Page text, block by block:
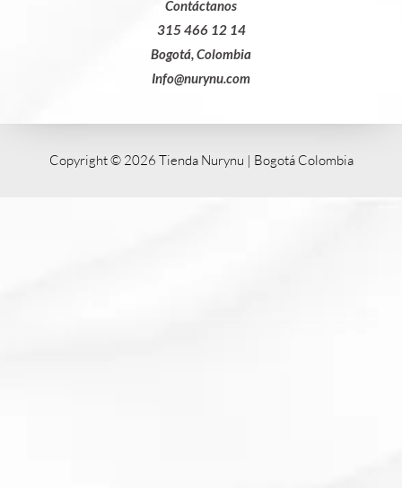
Contáctanos
315 466 12 14
Bogotá, Colombia
Info@nurynu.com
Copyright © 2026 Tienda Nurynu | Bogotá Colombia